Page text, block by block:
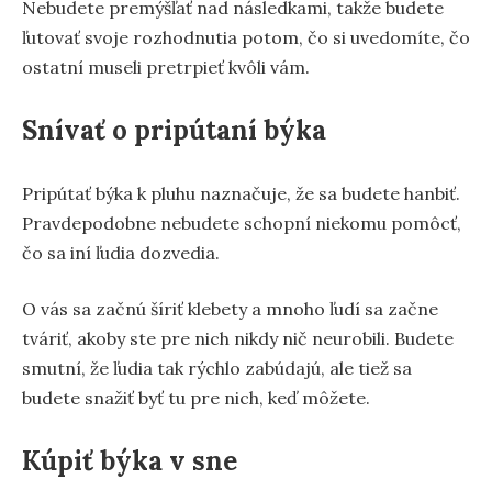
Nebudete premýšľať nad následkami, takže budete
ľutovať svoje rozhodnutia potom, čo si uvedomíte, čo
ostatní museli pretrpieť kvôli vám.
Snívať o pripútaní býka
Pripútať býka k pluhu naznačuje, že sa budete hanbiť.
Pravdepodobne nebudete schopní niekomu pomôcť,
čo sa iní ľudia dozvedia.
O vás sa začnú šíriť klebety a mnoho ľudí sa začne
tváriť, akoby ste pre nich nikdy nič neurobili. Budete
smutní, že ľudia tak rýchlo zabúdajú, ale tiež sa
budete snažiť byť tu pre nich, keď môžete.
Kúpiť býka v sne